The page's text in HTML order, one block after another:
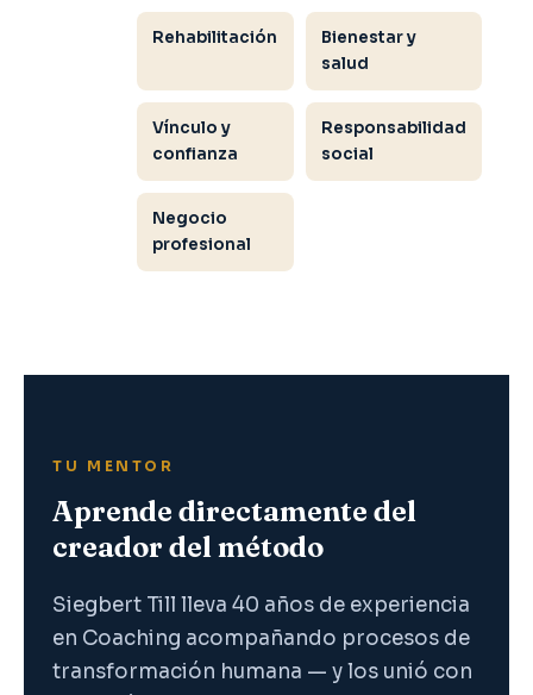
Rehabilitación
Bienestar y
salud
Vínculo y
confianza
Responsabilidad
social
Negocio
profesional
TU MENTOR
Aprende directamente del
creador del método
Siegbert Till lleva 40 años de experiencia
en Coaching acompañando procesos de
transformación humana — y los unió con